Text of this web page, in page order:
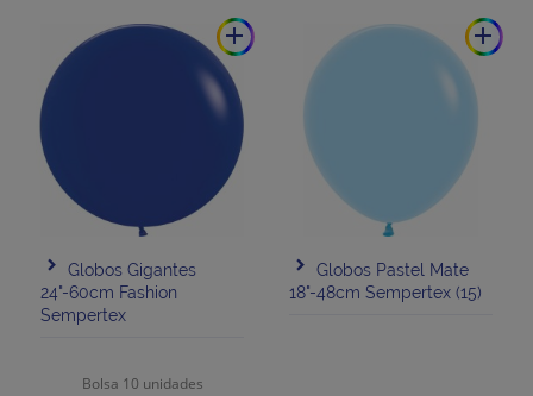
add
Globos Gigantes
24"-60cm Fashion
Sempertex
Bolsa 10 unidades
add
Globos Pastel Mate
18"-48cm Sempertex (15)